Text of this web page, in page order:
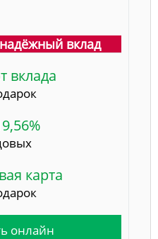
вклад
вклада
карта
онлайн